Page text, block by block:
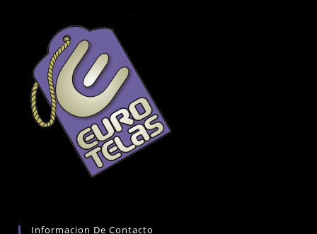
Informacion De Contacto